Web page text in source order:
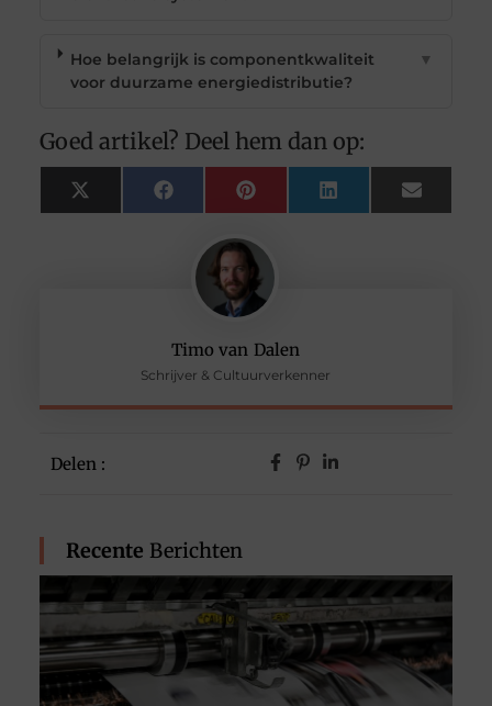
Timo van Dalen
Schrijver & Cultuurverkenner
Delen :
Recente Berichten
Hoe belangrijk is componentkwaliteit
voor duurzame energiedistributie?
▼
Goed artikel? Deel hem dan op:
X
(Twitter)
FacebookPinterest LinkedIn Email